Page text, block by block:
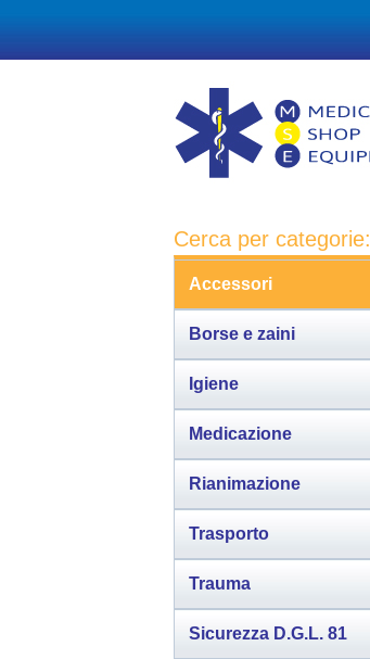
Cerca per categorie:
Accessori
Borse e zaini
Igiene
Medicazione
Rianimazione
Trasporto
Trauma
Sicurezza D.G.L. 81